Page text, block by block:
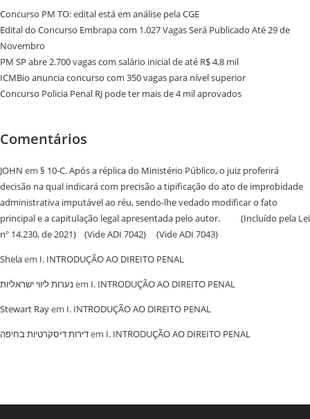
Concurso PM TO: edital está em análise pela CGE
Edital do Concurso Embrapa com 1.027 Vagas Será Publicado Até 29 de
Novembro
PM SP abre 2.700 vagas com salário inicial de até R$ 4,8 mil
ICMBio anuncia concurso com 350 vagas para nível superior
Concurso Policia Penal RJ pode ter mais de 4 mil aprovados
Comentários
JOHN em § 10-C. Após a réplica do Ministério Público, o juiz proferirá
decisão na qual indicará com precisão a tipificação do ato de improbidade
administrativa imputável ao réu, sendo-lhe vedado modificar o fato
principal e a capitulação legal apresentada pelo autor. (Incluído pela Lei
nº 14.230, de 2021) (Vide ADI 7042) (Vide ADI 7043)
Shelaem I. INTRODUÇÃO AO DIREITO PENAL
נערות ליווי ישראליות em I. INTRODUÇÃO AO DIREITO PENAL
Stewart Rayem I. INTRODUÇÃO AO DIREITO PENAL
‏דירות דיסקרטיות בחיפהem I. INTRODUÇÃO AO DIREITO PENAL